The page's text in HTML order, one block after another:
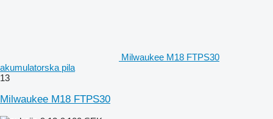
Milwaukee M18 FTPS30
akumulatorska pila
13
Milwaukee M18 FTPS30